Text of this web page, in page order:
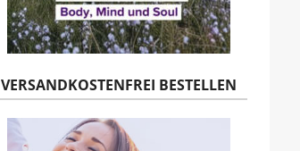
VERSANDKOSTENFREI BESTELLEN